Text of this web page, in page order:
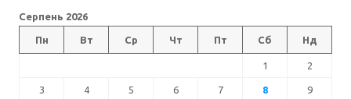
Серпень 2026
Пн Вт Ср Чт Пт Сб Нд
1 2
3 4 5 6 7 8 9